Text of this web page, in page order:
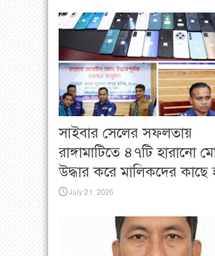
সাইবার সেলের সফলতায়
রাঙ্গামাটিতে ৪৭টি হারানো
উদ্ধার করে মালিকদের কাছে
July 21, 2026